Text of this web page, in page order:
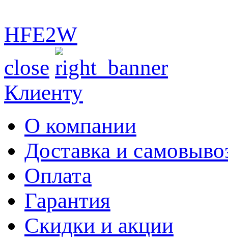
HFE2W
close
Клиенту
О компании
Доставка и
Оплата
Гарантия
Скидки и акции